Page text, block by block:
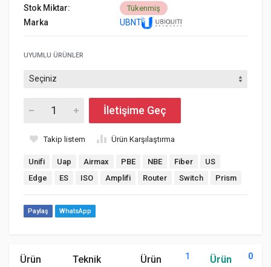
Stok Miktar: Tükenmiş
Marka UBNT
UYUMLU ÜRÜNLER
İletişime Geç
Takip listem Ürün Karşılaştırma
Unifi Uap Airmax PBE NBE Fiber
US
Edge
ES ISO Amplifi Router Switch Prism
Paylaş WhatsApp
Ürün
Teknik
Ürün
1
Ürün
0